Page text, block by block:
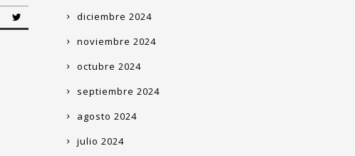
diciembre 2024
noviembre 2024
octubre 2024
septiembre 2024
agosto 2024
julio 2024